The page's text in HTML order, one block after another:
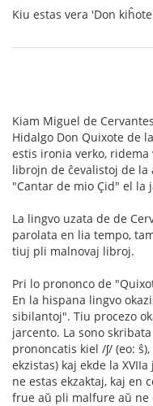
Kiu estas vera 'Don
Kiam Miguel de
Hidalgo Don Quixote de
estis ironia verko, ridema
librojn de ĉevalistoj de la
"Cantar de mio Çid" el la
La lingvo uzata de de
parolata en lia tempo,
tiuj pli malnovaj libroj.
Pri lo prononco de
En la hispana lingvo
sibilantoj". Tiu procezo
jarcento. La sono
prononcatis kiel /ʃ/ (eo:
ekzistas) kaj ekde la
ne estas ekzaktaj, kaj en
frue aŭ pli malfure aŭ ne